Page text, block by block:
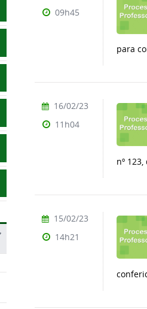
para
09h45
nº
16/02/23
11h04
15/02/23
14h21